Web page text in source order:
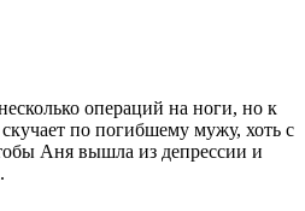
операций на ноги, но к
по погибшему мужу, хоть с
Аня вышла из депрессии и